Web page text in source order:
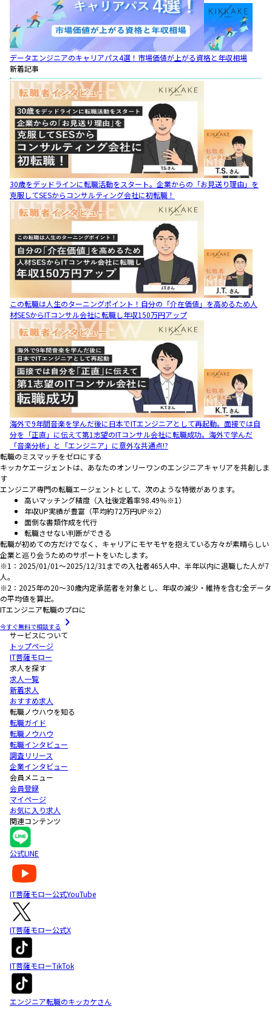
データエンジニアのキャリアパス4選！市場価値が上がる資格と年収相場
新着記事
30歳をデッドラインに転職活動をスタート。企業からの「お見送り理由」を
克服してSESからコンサルティング会社に初転職！
この転職は人生のターニングポイント！自分の「介在価値」を高めるため人
材SESからITコンサル会社に転職し年収150万円アップ
海外で9年間音楽を学んだ後に日本でITエンジニアとして再起動。面接では自
分を「正直」に伝えて第1志望のITコンサル会社に転職成功。海外で学んだ
「音楽分析」と「エンジニア」に意外な共通点!?
転職のミスマッチをゼロにする
キッカケエージェントは、あなたのオンリーワンのエンジニアキャリアを共創しま
す
エンジニア専門の転職エージェントとして、次のような特徴があります。
高いマッチング精度（入社後定着率98.49％※1）
年収UP実績が豊富（平均約72万円UP※2）
面倒な書類作成を代行
転職させない判断ができる
転職が初めての方だけでなく、キャリアにモヤモヤを抱えている方々が素晴らしい
企業と巡り会うためのサポートをいたします。
※1：2025/01/01～2025/12/31までの入社者465人中、半年以内に退職した人が7
人。
※2：2025年の20～30歳内定承諾者を対象とし、年収の減少・維持を含む全データ
の平均値を算出。
ITエンジニア転職のプロに
今すぐ無料で相談する
サービスについて
トップページ
IT菩薩モロー
求人を探す
求人一覧
新着求人
おすすめ求人
転職ノウハウを知る
転職ガイド
転職ノウハウ
転職インタビュー
調査リリース
企業インタビュー
会員メニュー
会員登録
マイページ
お気に入り求人
関連コンテンツ
公式LINE
IT菩薩モロー公式YouTube
IT菩薩モロー公式X
IT菩薩モローTikTok
エンジニア転職のキッカケさん